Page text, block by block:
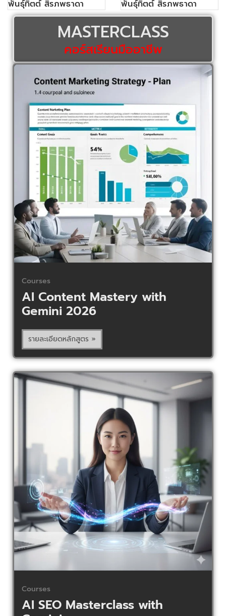
พันธุ์ทิตต์ สิรภพธาดา พันธุ์ทิตต์ สิรภพธาดา
MASTERCLASS
คอร์สเรียนมืออาชีพ
Courses
AI Content Mastery with
Gemini 2026
รายละเอียดหลักสูตร »
Courses
AI SEO Masterclass with